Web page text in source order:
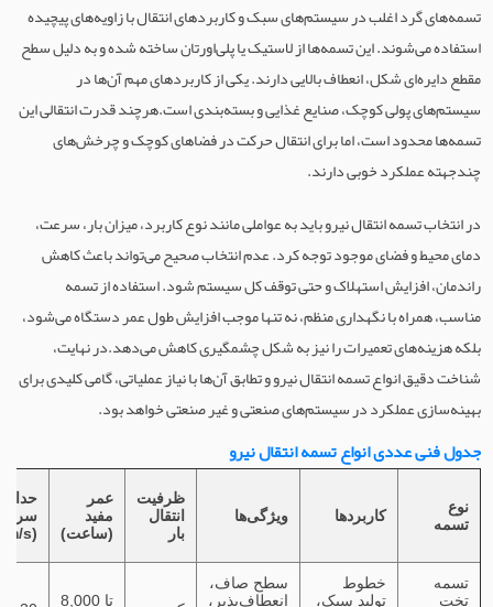
تسمه‌های گرد اغلب در سیستم‌های سبک و کاربردهای انتقال با زاویه‌های پیچیده
استفاده می‌شوند. این تسمه‌ها از لاستیک یا پلی‌اورتان ساخته شده و به دلیل سطح
مقطع دایره‌ای شکل، انعطاف بالایی دارند. یکی از کاربردهای مهم آن‌ها در
سیستم‌های پولی کوچک، صنایع غذایی و بسته‌بندی است.هرچند قدرت انتقالی این
تسمه‌ها محدود است، اما برای انتقال حرکت در فضاهای کوچک و چرخش‌های
چندجهته عملکرد خوبی دارند.
در انتخاب تسمه انتقال نیرو باید به عواملی مانند نوع کاربرد، میزان بار، سرعت،
دمای محیط و فضای موجود توجه کرد. عدم انتخاب صحیح می‌تواند باعث کاهش
راندمان، افزایش استهلاک و حتی توقف کل سیستم شود. استفاده از تسمه
مناسب، همراه با نگهداری منظم، نه تنها موجب افزایش طول عمر دستگاه می‌شود،
بلکه هزینه‌های تعمیرات را نیز به شکل چشمگیری کاهش می‌دهد.در نهایت،
شناخت دقیق انواع تسمه انتقال نیرو و تطابق آن‌ها با نیاز عملیاتی، گامی کلیدی برای
بهینه‌سازی عملکرد در سیستم‌های صنعتی و غیر صنعتی خواهد بود.
جدول فنی عددی انواع تسمه انتقال نیرو
(m/s)
عمر
مفید
(ساعت)
ظرفیت
انتقال
بار
ویژگی‌ها کاربردها
نوع
تسمه
8,000 تا
سطح صاف،
انعطاف‌پذیر،
خطوط
تولید سبک،
تسمه
تخت